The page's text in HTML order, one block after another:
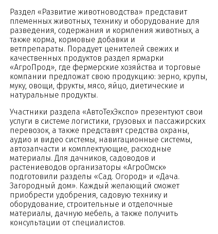
Раздел «Развитие животноводства» представит
племенных животных, технику и оборудование для
разведения, содержания и кормления животных, а
также корма, кормовые добавки и
ветпрепараты. Порадует ценителей свежих и
качественных продуктов раздел ярмарки
«АгроПрод», где фермерские хозяйства и торговые
компании предложат свою продукцию: зерно, крупы,
муку, овощи, фрукты, мясо, яйцо, диетические и
натуральные продукты.
Участники раздела «АвтоТехЭкспо» презентуют свои
услуги в системе логистики, грузовых и пассажирских
перевозок, а также представят средства охраны,
аудио и видео системы, навигационные системы,
автозапчасти и комплектующие, расходные
материалы. Для дачников, садоводов и
растениеводов организаторы «АгроОмск»
подготовили разделы «Сад. Огород» и «Дача.
Загородный дом». Каждый желающий сможет
приобрести удобрения, садовую технику и
оборудование, строительные и отделочные
материалы, дачную мебель, а также получить
консультации от специалистов.